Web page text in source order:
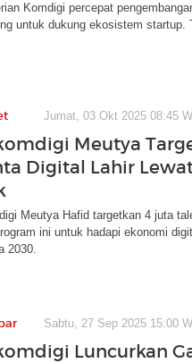
Komdigi percepat
untuk dukung ekosistem startup.
Jumat, 03 Okt 2025 08:45
Meutya
Digital Lahir
Meutya Hafid targetkan 4 juta
ini untuk hadapi ekonomi
2030.
Sabtu, 27 Sep 2025 15:00
Luncurkan